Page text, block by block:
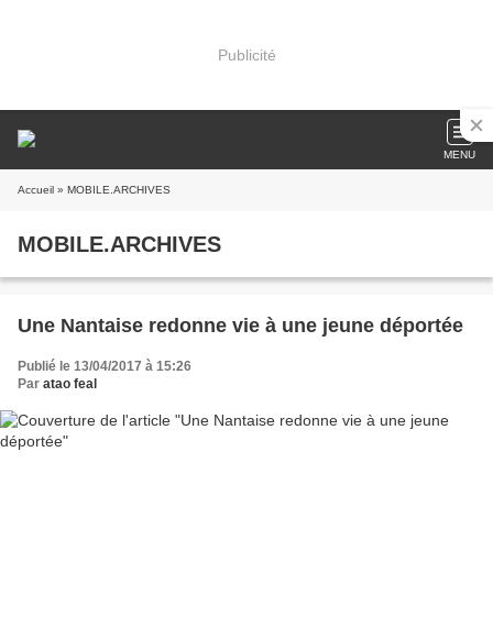
Publicité
MENU
Accueil » MOBILE.ARCHIVES
MOBILE.ARCHIVES
Une Nantaise redonne vie à une jeune déportée
Publié le 13/04/2017 à 15:26
Par atao feal